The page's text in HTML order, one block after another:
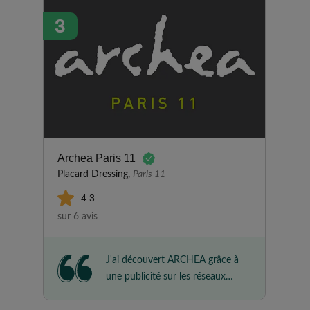
sans aucun souci pour leur
sérieux et le respect du délai
convenu; franchement rien à
dire de négatif. Nous les avions
souhaits et ils nous ont présenté
corresponde à nos attentes.
3
Archea Paris 11
Placard Dressing, Paris 11
4.3
sur 6 avis
J'ai découvert ARCHEA grâce à
une publicité sur les réseaux